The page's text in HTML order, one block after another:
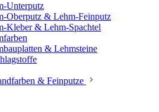
Unterputz
Oberputz & Lehm-Feinputz
Kleber & Lehm-Spachtel
& Lehmsteine
& Feinputze